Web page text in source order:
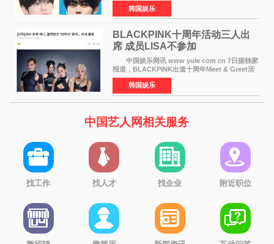
勋与金奎彬于去年3月与H2H A-NA一起被选为
《音乐中心》MC，约1
韩国娱乐
BLACKPINK十周年活动三人出
席 成员LISA不参加
中国娱乐网讯 www yule com cn 7日据独家
报道，BLACKPINK出道十周年Meet & Greet活
动将由智秀、ROS&Eacute;、JENNIE出席，
LISA将缺席。 此前BLACKPINK所属社YG并
未为组合出道十周年做
韩国娱乐
中国艺人网相关服务
找工作 找人才 找企业 附近职位